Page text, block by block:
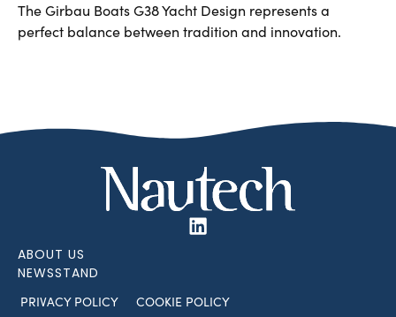
The Girbau Boats G38 Yacht Design represents a
perfect balance between tradition and innovation.
ABOUT US
NEWSSTAND
PRIVACY POLICY COOKIE POLICY